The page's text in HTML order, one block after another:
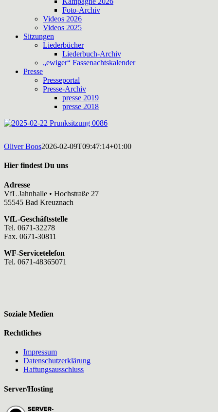
Foto-Archiv
Videos 2026
Videos 2025
Sitzungen
Liederbücher
Liederbuch-Archiv
„ewiger“ Fassenachtskalender
Presse
Presseportal
Presse-Archiv
presse 2019
presse 2018
Oliver Boos2026-02-09T09:47:14+01:00
Hier findest Du uns
Adresse
VfL Jahnhalle • Hochstraße 27
55545 Bad Kreuznach
VfL-Geschäftsstelle
Tel. 0671-32278
Fax. 0671-30811
WF-Servicetelefon
Tel. 0671-48365071
Soziale Medien
Rechtliches
Impressum
Datenschutzerklärung
Haftungsausschluss
Server/Hosting